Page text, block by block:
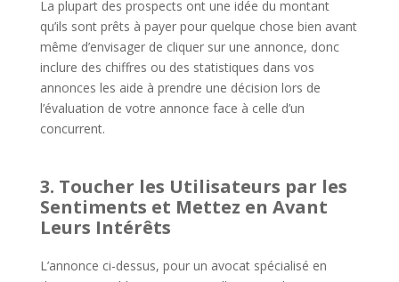
La plupart des prospects ont une idée du montant
qu’ils sont prêts à payer pour quelque chose bien avant
même d’envisager de cliquer sur une annonce, donc
inclure des chiffres ou des statistiques dans vos
annonces les aide à prendre une décision lors de
l’évaluation de votre annonce face à celle d’un
concurrent.
3. Toucher les Utilisateurs par les
Sentiments et Mettez en Avant
Leurs Intérêts
L’annonce ci-dessus, pour un avocat spécialisé en